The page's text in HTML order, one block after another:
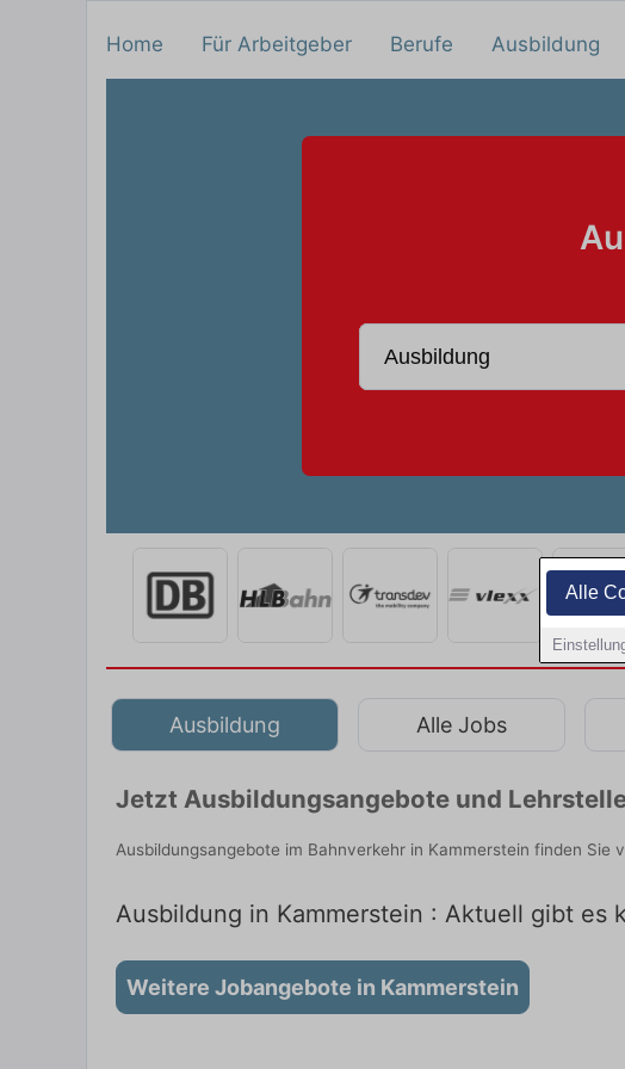
Alle
Home Für Arbeitgeber Berufe Ausbildung
Ausbildung Alle Jobs
Jetzt Ausbildungsangebote und
Ausbildungsangebote im Bahnverkehr in Kammerstein finden
Ausbildung in Kammerstein : Aktuell gibt es
Weitere Jobangebote in Kammerstein